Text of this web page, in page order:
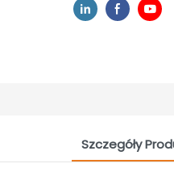
Szczegóły